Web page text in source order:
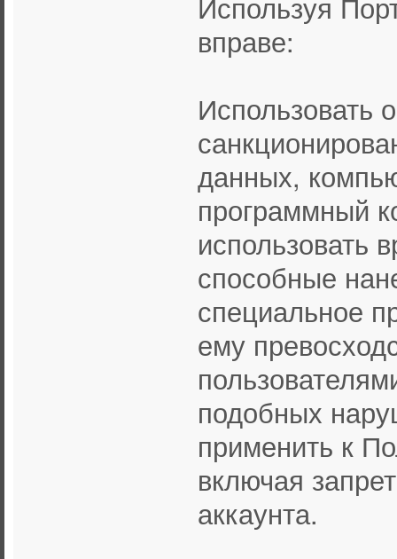
вправе:
Использовать
данных,
программный
использовать
способные
специальное
ему
подобных
применить к
включая
аккаунта.